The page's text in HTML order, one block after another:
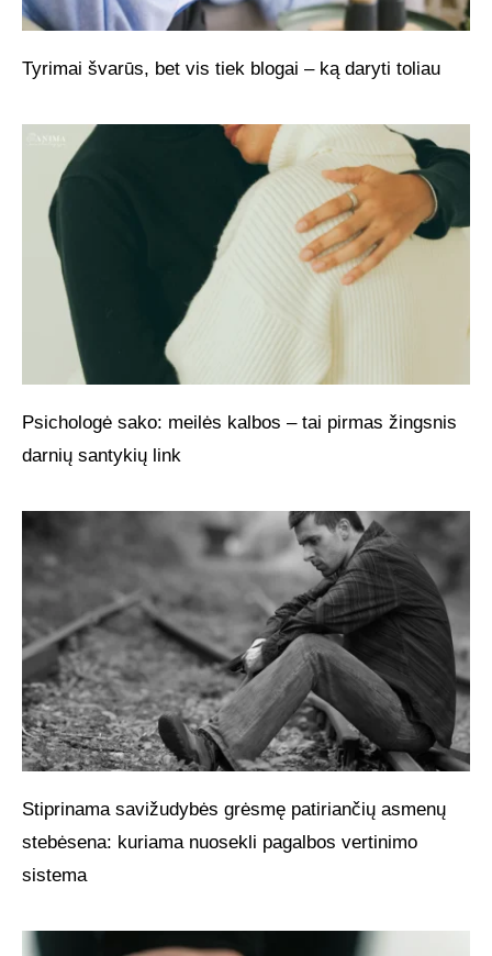
Tyrimai švarūs, bet vis tiek blogai – ką daryti toliau
Psichologė sako: meilės kalbos – tai pirmas žingsnis
darnių santykių link
Stiprinama savižudybės grėsmę patiriančių asmenų
stebėsena: kuriama nuosekli pagalbos vertinimo
sistema